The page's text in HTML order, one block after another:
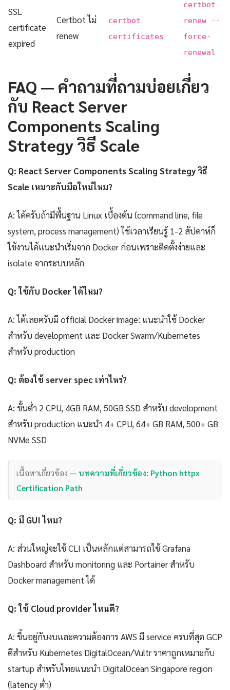
SSL
certificate
expired
Certbot ไม่
renew
certbot
certificates
certbot
renew --
force-
renewal
FAQ — คำถามที่ถามบ่อยเกี่ยว
กับ React Server
Components Scaling
Strategy วิธี Scale
Q: React Server Components Scaling Strategy วิธี
Scale เหมาะกับมือใหม่ไหม?
A: ได้ครับถ้ามีพื้นฐาน Linux เบื้องต้น (command line, file
system, process management) ใช้เวลาเรียนรู้ 1-2 สัปดาห์ก็
ใช้งานได้แนะนำเริ่มจาก Docker ก่อนเพราะติดตั้งง่ายและ
isolate จากระบบหลัก
Q: ใช้กับ Docker ได้ไหม?
A: ได้เลยครับมี official Docker image: แนะนำใช้ Docker
สำหรับ development และ Docker Swarm/Kubernetes
สำหรับ production
Q: ต้องใช้ server spec เท่าไหร่?
A: ขั้นต่ำ 2 CPU, 4GB RAM, 50GB SSD สำหรับ development
สำหรับ production แนะนำ 4+ CPU, 64+ GB RAM, 500+ GB
NVMe SSD
เนื้อหาเกี่ยวข้อง — บทความที่เกี่ยวข้อง: Python httpx
Certification Path
Q: มี GUI ไหม?
A: ส่วนใหญ่จะใช้ CLI เป็นหลักแต่สามารถใช้ Grafana
Dashboard สำหรับ monitoring และ Portainer สำหรับ
Docker management ได้
Q: ใช้ Cloud provider ไหนดี?
A: ขึ้นอยู่กับงบและความต้องการ AWS มี service ครบที่สุด GCP
ดีสำหรับ Kubernetes DigitalOcean/Vultr ราคาถูกเหมาะกับ
startup สำหรับไทยแนะนำ DigitalOcean Singapore region
(latency ต่ำ)